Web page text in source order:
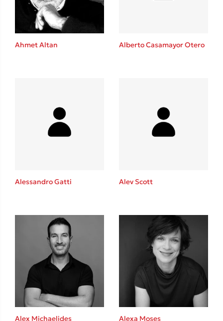
Ιωάννης Γλωσσόπουλος
Ένας γίγαντας στο σχολείο
Πάνω, κάτω, μπροστά, πίσω
Η μέθοδος Αφήστε τους
Ahmet Altan Alberto Casamayor Otero
Alessandro Gatti Alev Scott
Alex Michaelides Alexa Moses